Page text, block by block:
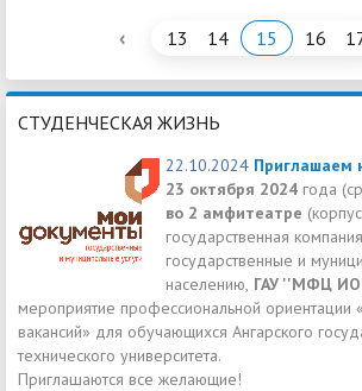
‹ 13 14 15 16
СТУДЕНЧЕСКАЯ ЖИЗНЬ
22.10.2024 Приглашаем
23 октября 2024 года
во 2 амфитеатре
государственная
государственные и
населению, ГАУ ''МФЦ
мероприятие профессиональной ориентации
вакансий» для обучающихся Ангарского
технического университета.
Приглашаются все желающие!